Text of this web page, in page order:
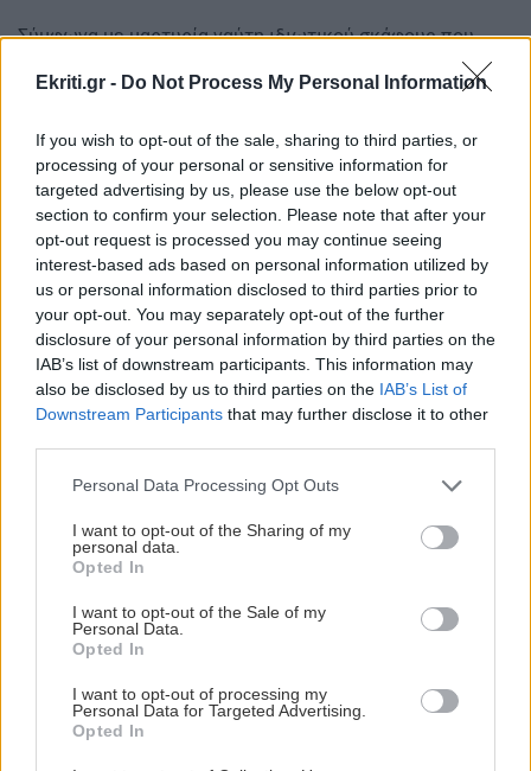
Ekriti.gr - Do Not Process My Personal Information
If you wish to opt-out of the sale, sharing to third parties, or
processing of your personal or sensitive information for
targeted advertising by us, please use the below opt-out
section to confirm your selection. Please note that after your
opt-out request is processed you may continue seeing
interest-based ads based on personal information utilized by
us or personal information disclosed to third parties prior to
your opt-out. You may separately opt-out of the further
disclosure of your personal information by third parties on the
IAB’s list of downstream participants. This information may
also be disclosed by us to third parties on the IAB’s List of
Downstream Participants that may further disclose it to other
Personal Data Processing Opt Outs
I want to opt-out of the Sharing of my
personal data.
Opted In
I want to opt-out of the Sale of my
Personal Data.
Opted In
I want to opt-out of processing my
Personal Data for Targeted Advertising.
Opted In
Σύμφωνα με μαρτυρία ναύτη ιδιωτικού σκάφους που
βρισκόταν στη θαλάσσια περιοχή τη στιγμή που έγινε το
περιστατικό με το «μπουρλότο» στο πευκοδάσος της
αναπτυχθεί σαν δαχτυλίδι.
Ο ίδιος είπε στο Mega: «Όταν βγήκα έξω στο σκάφος
είδα πίσω από το λόφο, στο σημείο που βρισκόμασταν
έντονο χρώμα κίτρινο πορτοκαλί σαν φωτιά… Όταν
καταπλεύσαμε στον όρμο ήταν αγκυροβολημένη μόνο μια
θαλαμηγός με στοιχεία PERSEFONI 1. Εκείνη την στιγμή
στο σημείο υπήρχε καπνός και η φωτιά είχε αναπτυχθεί
σαν δαχτυλίδι περιμετρικά σε ακτίνα εκατό με εκατόν
πενήντα μέτρα περίπου στην πλαγιά πάνω από την
θάλασσα. Το φουσκωτό σκάφος που κινούνταν στην
περιοχή πηγαινοερχότανε στην ακτή και την θαλαμηγό
τουλάχιστον τρεις φορές, όσο εγώ μπόρεσα να δω».
«Η φωτιά ήταν πιο έντονη και πιο χαμηλά προς τη
θάλασσα σε σχέση με τα υπόλοιπα σημεία της ευρύτερης
από τη θάλασσα. Θέλω να σημειώσω ότι στο
συγκεκριμένο σημείο και πριν τον Άγιο Νικόλαο το
θαλαμηγός PERSEFONI 1 με την πλώρη να βλέπει προς
το μέτωπο της φωτιάς. Όταν έφτασα στο σημείο